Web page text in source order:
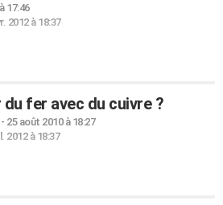
17:46
2012 à 18:37
fer avec du cuivre ?
25 août 2010 à 18:27
2012 à 18:37